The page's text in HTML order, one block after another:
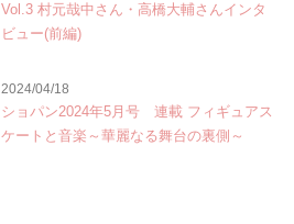
Vol.3 村元哉中さん・高橋大輔さんインタ
ビュー(前編)
2024/04/18
ショパン2024年5月号 連載 フィギュアス
ケートと音楽～華麗なる舞台の裏側～